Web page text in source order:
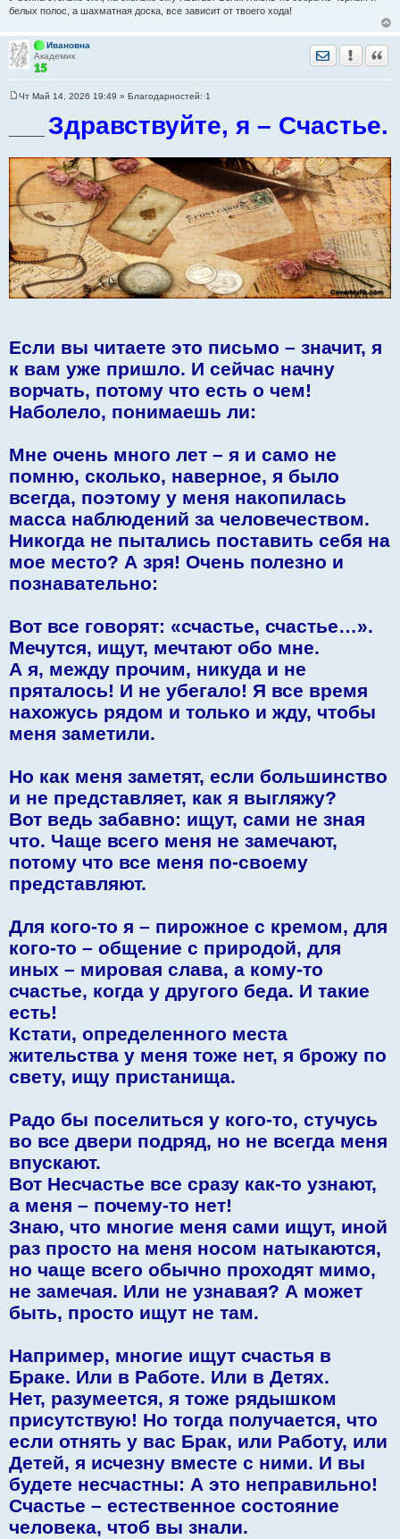
белых полос, а шахматная доска, все зависит от твоего хода!
Ивановна
Академик
Отправить
б
е
е
Чт Май 14, 2026 19:49 » Благодарностей: 1
Здравствуйте, я – Счастье.
Если вы читаете это письмо – значит, я
к вам уже пришло. И сейчас начну
ворчать, потому что есть о чем!
Наболело, понимаешь ли:
Мне очень много лет – я и само не
помню, сколько, наверное, я было
всегда, поэтому у меня накопилась
масса наблюдений за человечеством.
Никогда не пытались поставить себя на
мое место? А зря! Очень полезно и
познавательно:
Вот все говорят: «счастье, счастье…».
Мечутся, ищут, мечтают обо мне.
А я, между прочим, никуда и не
пряталось! И не убегало! Я все время
нахожусь рядом и только и жду, чтобы
меня заметили.
Но как меня заметят, если большинство
и не представляет, как я выгляжу?
Вот ведь забавно: ищут, сами не зная
что. Чаще всего меня не замечают,
потому что все меня по-своему
представляют.
Для кого-то я – пирожное с кремом, для
кого-то – общение с природой, для
иных – мировая слава, а кому-то
счастье, когда у другого беда. И такие
есть!
Кстати, определенного места
жительства у меня тоже нет, я брожу по
свету, ищу пристанища.
Радо бы поселиться у кого-то, стучусь
во все двери подряд, но не всегда меня
впускают.
Вот Несчастье все сразу как-то узнают,
а меня – почему-то нет!
Знаю, что многие меня сами ищут, иной
раз просто на меня носом натыкаются,
но чаще всего обычно проходят мимо,
не замечая. Или не узнавая? А может
быть, просто ищут не там.
Например, многие ищут счастья в
Браке. Или в Работе. Или в Детях.
Нет, разумеется, я тоже рядышком
присутствую! Но тогда получается, что
если отнять у вас Брак, или Работу, или
Детей, я исчезну вместе с ними. И вы
будете несчастны: А это неправильно!
Счастье – естественное состояние
человека, чтоб вы знали.